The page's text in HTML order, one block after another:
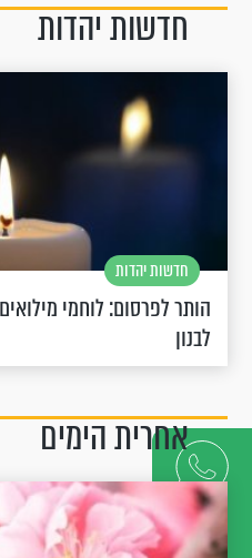
דברו
איתנו
חדשות יהדות
חדשות יהדות
הותר לפרסום: לוחמי
לבנון
אחרית הימים